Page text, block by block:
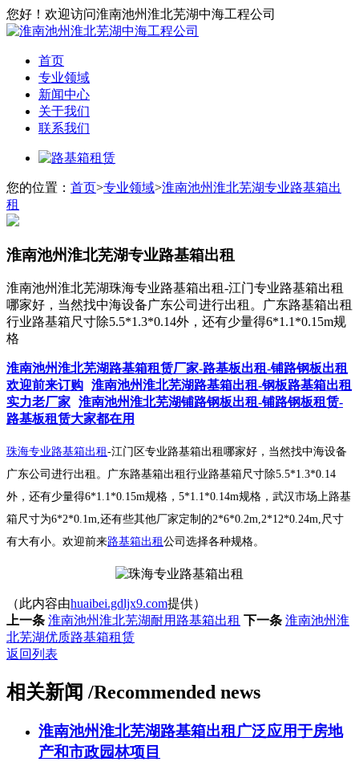
您好！欢迎访问淮南池州淮北芜湖中海工程公司
首页
专业领域
新闻中心
关于我们
联系我们
您的位置： 首页>专业领域>淮南池州淮北芜湖专业路基箱出
租
淮南池州淮北芜湖专业路基箱出租
淮南池州淮北芜湖珠海专业路基箱出租-江门专业路基箱出租
哪家好，当然找中海设备广东公司进行出租。广东路基箱出租
行业路基箱尺寸除5.5*1.3*0.14外，还有少量得6*1.1*0.15m规
格
淮南池州淮北芜湖路基箱租赁厂家-路基板出租-铺路钢板出租
欢迎前来订购 淮南池州淮北芜湖路基箱出租-钢板路基箱出租
实力老厂家 淮南池州淮北芜湖铺路钢板出租-铺路钢板租赁-
路基板租赁大家都在用
珠海专业路基箱出租 -江门区专业路基箱出租哪家好，当然找中海设备
广东公司进行出租。广东路基箱出租行业路基箱尺寸除5.5*1.3*0.14
外，还有少量得6*1.1*0.15m规格，5*1.1*0.14m规格，武汉市场上路基
箱尺寸为6*2*0.1m,还有些其他厂家定制的2*6*0.2m,2*12*0.24m,尺寸
有大有小。欢迎前来路基箱出租 公司选择各种规格。
（此内容由huaibei.gdljx9.com提供）
上一条 淮南池州淮北芜湖耐用路基箱出租 下一条 淮南池州淮
北芜湖优质路基箱租赁
返回列表
相关新闻 /Recommended news
淮南池州淮北芜湖路基箱出租广泛应用于房地
产和市政园林项目